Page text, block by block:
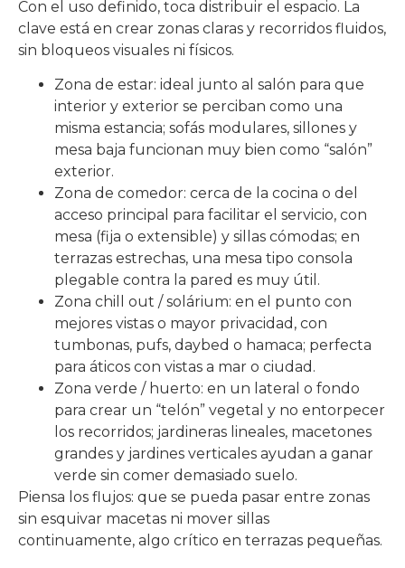
Con el uso definido, toca distribuir el espacio. La
clave está en crear zonas claras y recorridos fluidos,
sin bloqueos visuales ni físicos.
Zona de estar: ideal junto al salón para que
interior y exterior se perciban como una
misma estancia; sofás modulares, sillones y
mesa baja funcionan muy bien como “salón”
exterior.
Zona de comedor: cerca de la cocina o del
acceso principal para facilitar el servicio, con
mesa (fija o extensible) y sillas cómodas; en
terrazas estrechas, una mesa tipo consola
plegable contra la pared es muy útil.
Zona chill out / solárium: en el punto con
mejores vistas o mayor privacidad, con
tumbonas, pufs, daybed o hamaca; perfecta
para áticos con vistas a mar o ciudad.
Zona verde / huerto: en un lateral o fondo
para crear un “telón” vegetal y no entorpecer
los recorridos; jardineras lineales, macetones
grandes y jardines verticales ayudan a ganar
verde sin comer demasiado suelo.
Piensa los flujos: que se pueda pasar entre zonas
sin esquivar macetas ni mover sillas
continuamente, algo crítico en terrazas pequeñas.